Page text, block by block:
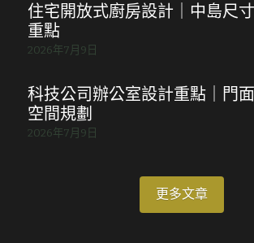
住宅開放式廚房設計｜中島尺
重點
2026年7月9日
科技公司辦公室設計重點｜門
空間規劃
2026年7月9日
更多文章